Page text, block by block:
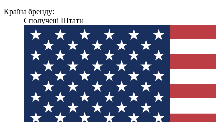
Країна бренду:
Сполучені Штати